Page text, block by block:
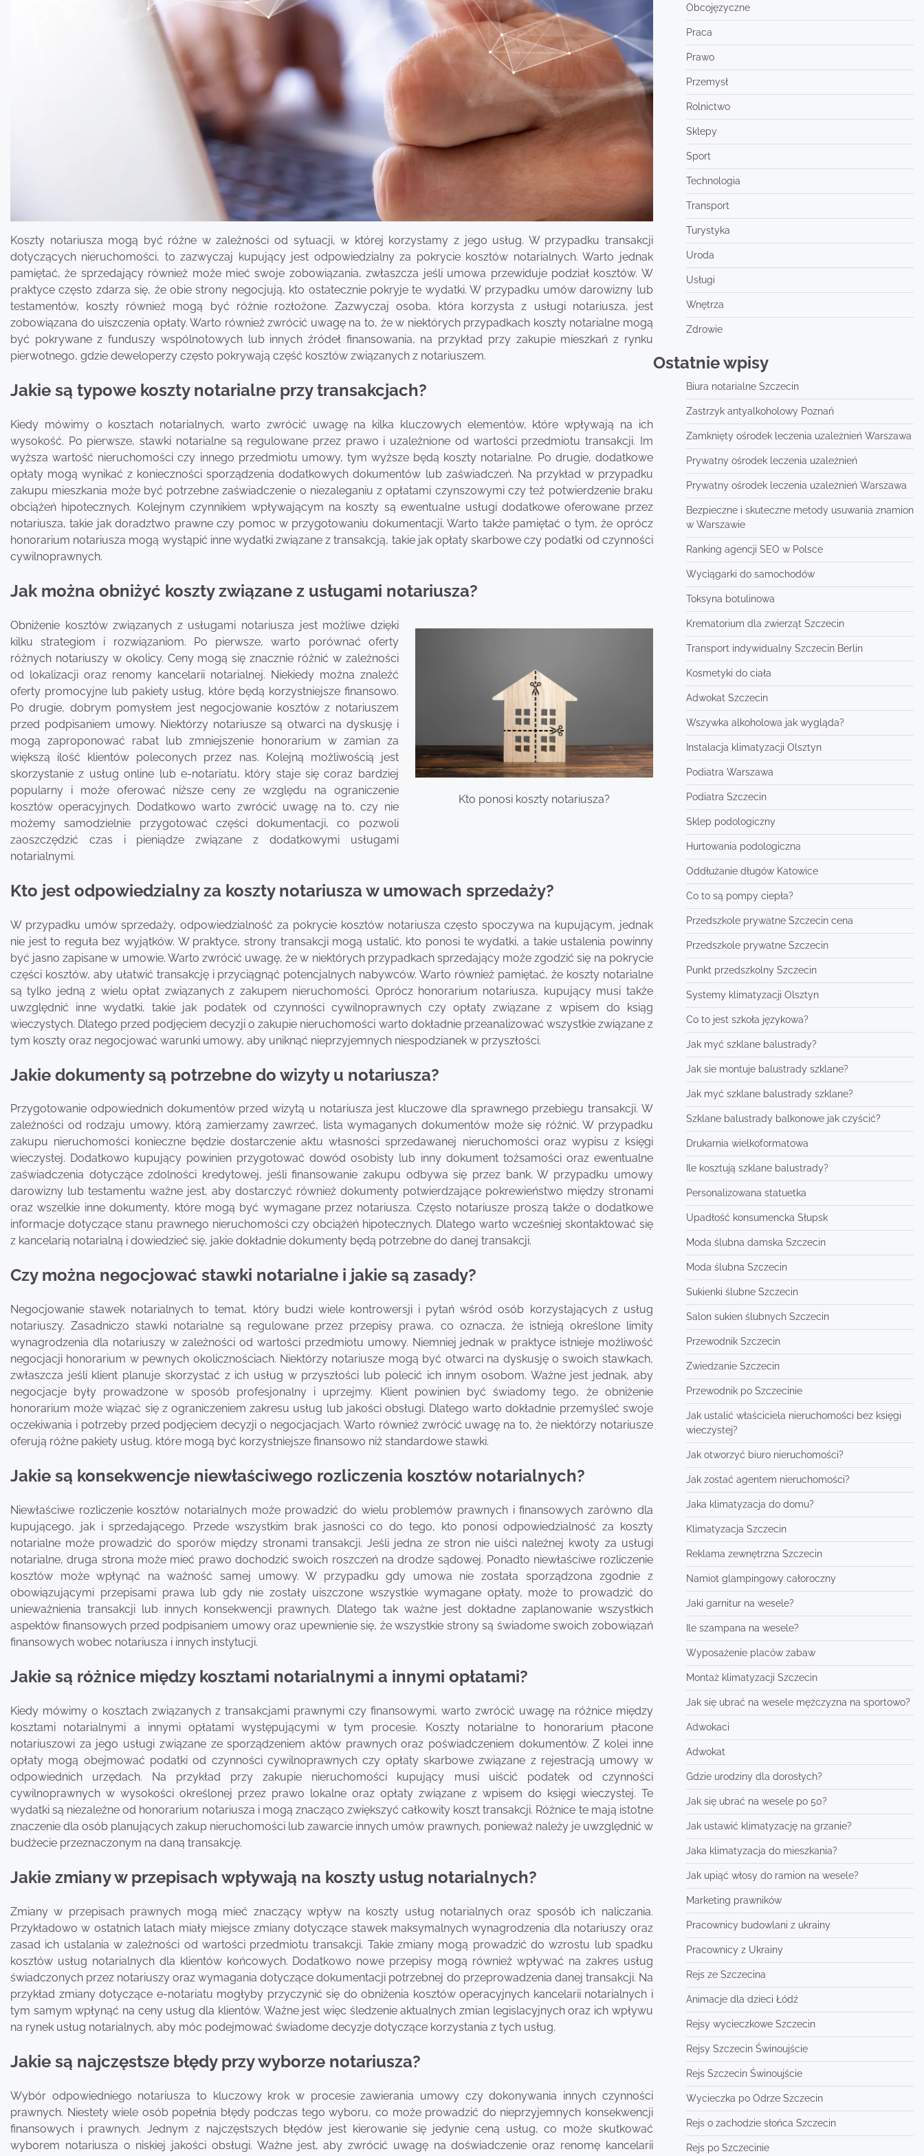
Koszty notariusza mogą być różne w zależności od sytuacji, w której korzystamy z jego usług. W przypadku transakcji
dotyczących nieruchomości, to zazwyczaj kupujący jest odpowiedzialny za pokrycie kosztów notarialnych. Warto jednak
pamiętać, że sprzedający również może mieć swoje zobowiązania, zwłaszcza jeśli umowa przewiduje podział kosztów. W
praktyce często zdarza się, że obie strony negocjują, kto ostatecznie pokryje te wydatki. W przypadku umów darowizny lub
testamentów, koszty również mogą być różnie rozłożone. Zazwyczaj osoba, która korzysta z usługi notariusza, jest
zobowiązana do uiszczenia opłaty. Warto również zwrócić uwagę na to, że w niektórych przypadkach koszty notarialne mogą
być pokrywane z funduszy wspólnotowych lub innych źródeł finansowania, na przykład przy zakupie mieszkań z rynku
pierwotnego, gdzie deweloperzy często pokrywają część kosztów związanych z notariuszem.
Jakie są typowe koszty notarialne przy transakcjach?
Kiedy mówimy o kosztach notarialnych, warto zwrócić uwagę na kilka kluczowych elementów, które wpływają na ich
wysokość. Po pierwsze, stawki notarialne są regulowane przez prawo i uzależnione od wartości przedmiotu transakcji. Im
wyższa wartość nieruchomości czy innego przedmiotu umowy, tym wyższe będą koszty notarialne. Po drugie, dodatkowe
opłaty mogą wynikać z konieczności sporządzenia dodatkowych dokumentów lub zaświadczeń. Na przykład w przypadku
zakupu mieszkania może być potrzebne zaświadczenie o niezaleganiu z opłatami czynszowymi czy też potwierdzenie braku
obciążeń hipotecznych. Kolejnym czynnikiem wpływającym na koszty są ewentualne usługi dodatkowe oferowane przez
notariusza, takie jak doradztwo prawne czy pomoc w przygotowaniu dokumentacji. Warto także pamiętać o tym, że oprócz
honorarium notariusza mogą wystąpić inne wydatki związane z transakcją, takie jak opłaty skarbowe czy podatki od czynności
cywilnoprawnych.
Jak można obniżyć koszty związane z usługami notariusza?
Kto ponosi koszty notariusza?
Obniżenie kosztów związanych z usługami notariusza jest możliwe dzięki
kilku strategiom i rozwiązaniom. Po pierwsze, warto porównać oferty
różnych notariuszy w okolicy. Ceny mogą się znacznie różnić w zależności
od lokalizacji oraz renomy kancelarii notarialnej. Niekiedy można znaleźć
oferty promocyjne lub pakiety usług, które będą korzystniejsze finansowo.
Po drugie, dobrym pomysłem jest negocjowanie kosztów z notariuszem
przed podpisaniem umowy. Niektórzy notariusze są otwarci na dyskusję i
mogą zaproponować rabat lub zmniejszenie honorarium w zamian za
większą ilość klientów poleconych przez nas. Kolejną możliwością jest
skorzystanie z usług online lub e-notariatu, który staje się coraz bardziej
popularny i może oferować niższe ceny ze względu na ograniczenie
kosztów operacyjnych. Dodatkowo warto zwrócić uwagę na to, czy nie
możemy samodzielnie przygotować części dokumentacji, co pozwoli
zaoszczędzić czas i pieniądze związane z dodatkowymi usługami
notarialnymi.
Kto jest odpowiedzialny za koszty notariusza w umowach sprzedaży?
W przypadku umów sprzedaży, odpowiedzialność za pokrycie kosztów notariusza często spoczywa na kupującym, jednak
nie jest to reguła bez wyjątków. W praktyce, strony transakcji mogą ustalić, kto ponosi te wydatki, a takie ustalenia powinny
być jasno zapisane w umowie. Warto zwrócić uwagę, że w niektórych przypadkach sprzedający może zgodzić się na pokrycie
części kosztów, aby ułatwić transakcję i przyciągnąć potencjalnych nabywców. Warto również pamiętać, że koszty notarialne
są tylko jedną z wielu opłat związanych z zakupem nieruchomości. Oprócz honorarium notariusza, kupujący musi także
uwzględnić inne wydatki, takie jak podatek od czynności cywilnoprawnych czy opłaty związane z wpisem do ksiąg
wieczystych. Dlatego przed podjęciem decyzji o zakupie nieruchomości warto dokładnie przeanalizować wszystkie związane z
tym koszty oraz negocjować warunki umowy, aby uniknąć nieprzyjemnych niespodzianek w przyszłości.
Jakie dokumenty są potrzebne do wizyty u notariusza?
Przygotowanie odpowiednich dokumentów przed wizytą u notariusza jest kluczowe dla sprawnego przebiegu transakcji. W
zależności od rodzaju umowy, którą zamierzamy zawrzeć, lista wymaganych dokumentów może się różnić. W przypadku
zakupu nieruchomości konieczne będzie dostarczenie aktu własności sprzedawanej nieruchomości oraz wypisu z księgi
wieczystej. Dodatkowo kupujący powinien przygotować dowód osobisty lub inny dokument tożsamości oraz ewentualne
zaświadczenia dotyczące zdolności kredytowej, jeśli finansowanie zakupu odbywa się przez bank. W przypadku umowy
darowizny lub testamentu ważne jest, aby dostarczyć również dokumenty potwierdzające pokrewieństwo między stronami
oraz wszelkie inne dokumenty, które mogą być wymagane przez notariusza. Często notariusze proszą także o dodatkowe
informacje dotyczące stanu prawnego nieruchomości czy obciążeń hipotecznych. Dlatego warto wcześniej skontaktować się
z kancelarią notarialną i dowiedzieć się, jakie dokładnie dokumenty będą potrzebne do danej transakcji.
Czy można negocjować stawki notarialne i jakie są zasady?
Negocjowanie stawek notarialnych to temat, który budzi wiele kontrowersji i pytań wśród osób korzystających z usług
notariuszy. Zasadniczo stawki notarialne są regulowane przez przepisy prawa, co oznacza, że istnieją określone limity
wynagrodzenia dla notariuszy w zależności od wartości przedmiotu umowy. Niemniej jednak w praktyce istnieje możliwość
negocjacji honorarium w pewnych okolicznościach. Niektórzy notariusze mogą być otwarci na dyskusję o swoich stawkach,
zwłaszcza jeśli klient planuje skorzystać z ich usług w przyszłości lub polecić ich innym osobom. Ważne jest jednak, aby
negocjacje były prowadzone w sposób profesjonalny i uprzejmy. Klient powinien być świadomy tego, że obniżenie
honorarium może wiązać się z ograniczeniem zakresu usług lub jakości obsługi. Dlatego warto dokładnie przemyśleć swoje
oczekiwania i potrzeby przed podjęciem decyzji o negocjacjach. Warto również zwrócić uwagę na to, że niektórzy notariusze
oferują różne pakiety usług, które mogą być korzystniejsze finansowo niż standardowe stawki.
Jakie są konsekwencje niewłaściwego rozliczenia kosztów notarialnych?
Niewłaściwe rozliczenie kosztów notarialnych może prowadzić do wielu problemów prawnych i finansowych zarówno dla
kupującego, jak i sprzedającego. Przede wszystkim brak jasności co do tego, kto ponosi odpowiedzialność za koszty
notarialne może prowadzić do sporów między stronami transakcji. Jeśli jedna ze stron nie uiści należnej kwoty za usługi
notarialne, druga strona może mieć prawo dochodzić swoich roszczeń na drodze sądowej. Ponadto niewłaściwe rozliczenie
kosztów może wpłynąć na ważność samej umowy. W przypadku gdy umowa nie została sporządzona zgodnie z
obowiązującymi przepisami prawa lub gdy nie zostały uiszczone wszystkie wymagane opłaty, może to prowadzić do
unieważnienia transakcji lub innych konsekwencji prawnych. Dlatego tak ważne jest dokładne zaplanowanie wszystkich
aspektów finansowych przed podpisaniem umowy oraz upewnienie się, że wszystkie strony są świadome swoich zobowiązań
finansowych wobec notariusza i innych instytucji.
Jakie są różnice między kosztami notarialnymi a innymi opłatami?
Kiedy mówimy o kosztach związanych z transakcjami prawnymi czy finansowymi, warto zwrócić uwagę na różnice między
kosztami notarialnymi a innymi opłatami występującymi w tym procesie. Koszty notarialne to honorarium płacone
notariuszowi za jego usługi związane ze sporządzeniem aktów prawnych oraz poświadczeniem dokumentów. Z kolei inne
opłaty mogą obejmować podatki od czynności cywilnoprawnych czy opłaty skarbowe związane z rejestracją umowy w
odpowiednich urzędach. Na przykład przy zakupie nieruchomości kupujący musi uiścić podatek od czynności
cywilnoprawnych w wysokości określonej przez prawo lokalne oraz opłaty związane z wpisem do księgi wieczystej. Te
wydatki są niezależne od honorarium notariusza i mogą znacząco zwiększyć całkowity koszt transakcji. Różnice te mają istotne
znaczenie dla osób planujących zakup nieruchomości lub zawarcie innych umów prawnych, ponieważ należy je uwzględnić w
budżecie przeznaczonym na daną transakcję.
Jakie zmiany w przepisach wpływają na koszty usług notarialnych?
Zmiany w przepisach prawnych mogą mieć znaczący wpływ na koszty usług notarialnych oraz sposób ich naliczania.
Przykładowo w ostatnich latach miały miejsce zmiany dotyczące stawek maksymalnych wynagrodzenia dla notariuszy oraz
zasad ich ustalania w zależności od wartości przedmiotu transakcji. Takie zmiany mogą prowadzić do wzrostu lub spadku
kosztów usług notarialnych dla klientów końcowych. Dodatkowo nowe przepisy mogą również wpływać na zakres usług
świadczonych przez notariuszy oraz wymagania dotyczące dokumentacji potrzebnej do przeprowadzenia danej transakcji. Na
przykład zmiany dotyczące e-notariatu mogłyby przyczynić się do obniżenia kosztów operacyjnych kancelarii notarialnych i
tym samym wpłynąć na ceny usług dla klientów. Ważne jest więc śledzenie aktualnych zmian legislacyjnych oraz ich wpływu
na rynek usług notarialnych, aby móc podejmować świadome decyzje dotyczące korzystania z tych usług.
Jakie są najczęstsze błędy przy wyborze notariusza?
Wybór odpowiedniego notariusza to kluczowy krok w procesie zawierania umowy czy dokonywania innych czynności
prawnych. Niestety wiele osób popełnia błędy podczas tego wyboru, co może prowadzić do nieprzyjemnych konsekwencji
finansowych i prawnych. Jednym z najczęstszych błędów jest kierowanie się jedynie ceną usług, co może skutkować
wyborem notariusza o niskiej jakości obsługi. Ważne jest, aby zwrócić uwagę na doświadczenie oraz renomę kancelarii
Obcojęzyczne
Praca
Prawo
Przemysł
Rolnictwo
Sklepy
Sport
Technologia
Transport
Turystyka
Uroda
Usługi
Wnętrza
Zdrowie
Ostatnie wpisy
Biura notarialne Szczecin
Zastrzyk antyalkoholowy Poznań
Zamknięty ośrodek leczenia uzależnień Warszawa
Prywatny ośrodek leczenia uzależnień
Prywatny ośrodek leczenia uzależnień Warszawa
Bezpieczne i skuteczne metody usuwania znamion
w Warszawie
Ranking agencji SEO w Polsce
Wyciągarki do samochodów
Toksyna botulinowa
Krematorium dla zwierząt Szczecin
Transport indywidualny Szczecin Berlin
Kosmetyki do ciała
Adwokat Szczecin
Wszywka alkoholowa jak wygląda?
Instalacja klimatyzacji Olsztyn
Podiatra Warszawa
Podiatra Szczecin
Sklep podologiczny
Hurtowania podologiczna
Oddłużanie długów Katowice
Co to są pompy ciepła?
Przedszkole prywatne Szczecin cena
Przedszkole prywatne Szczecin
Punkt przedszkolny Szczecin
Systemy klimatyzacji Olsztyn
Co to jest szkoła językowa?
Jak myć szklane balustrady?
Jak sie montuje balustrady szklane?
Jak myć szklane balustrady szklane?
Szklane balustrady balkonowe jak czyścić?
Drukarnia wielkoformatowa
Ile kosztują szklane balustrady?
Personalizowana statuetka
Upadłość konsumencka Słupsk
Moda ślubna damska Szczecin
Moda ślubna Szczecin
Sukienki ślubne Szczecin
Salon sukien ślubnych Szczecin
Przewodnik Szczecin
Zwiedzanie Szczecin
Przewodnik po Szczecinie
Jak ustalić właściciela nieruchomości bez księgi
wieczystej?
Jak otworzyć biuro nieruchomości?
Jak zostać agentem nieruchomości?
Jaka klimatyzacja do domu?
Klimatyzacja Szczecin
Reklama zewnętrzna Szczecin
Namiot glampingowy całoroczny
Jaki garnitur na wesele?
Ile szampana na wesele?
Wyposażenie placów zabaw
Montaż klimatyzacji Szczecin
Jak się ubrać na wesele mężczyzna na sportowo?
Adwokaci
Adwokat
Gdzie urodziny dla dorosłych?
Jak się ubrać na wesele po 50?
Jak ustawić klimatyzację na grzanie?
Jaka klimatyzacja do mieszkania?
Jak upiąć włosy do ramion na wesele?
Marketing prawników
Pracownicy budowlani z ukrainy
Pracownicy z Ukrainy
Rejs ze Szczecina
Animacje dla dzieci Łódź
Rejsy wycieczkowe Szczecin
Rejsy Szczecin Świnoujście
Rejs Szczecin Świnoujście
Wycieczka po Odrze Szczecin
Rejs o zachodzie słońca Szczecin
Rejs po Szczecinie